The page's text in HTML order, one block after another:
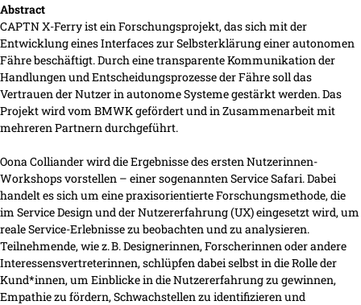
Abstract
CAPTN X-Ferry ist ein Forschungsprojekt, das sich mit der
Entwicklung eines Interfaces zur Selbsterklärung einer autonomen
Fähre beschäftigt. Durch eine transparente Kommunikation der
Handlungen und Entscheidungsprozesse der Fähre soll das
Vertrauen der Nutzer in autonome Systeme gestärkt werden. Das
Projekt wird vom BMWK gefördert und in Zusammenarbeit mit
mehreren Partnern durchgeführt.
Oona Colliander wird die Ergebnisse des ersten Nutzerinnen-
Workshops vorstellen – einer sogenannten Service Safari. Dabei
handelt es sich um eine praxisorientierte Forschungsmethode, die
im Service Design und der Nutzererfahrung (UX) eingesetzt wird, um
reale Service-Erlebnisse zu beobachten und zu analysieren.
Teilnehmende, wie z. B. Designerinnen, Forscherinnen oder andere
Interessensvertreterinnen, schlüpfen dabei selbst in die Rolle der
Kund*innen, um Einblicke in die Nutzererfahrung zu gewinnen,
Empathie zu fördern, Schwachstellen zu identifizieren und